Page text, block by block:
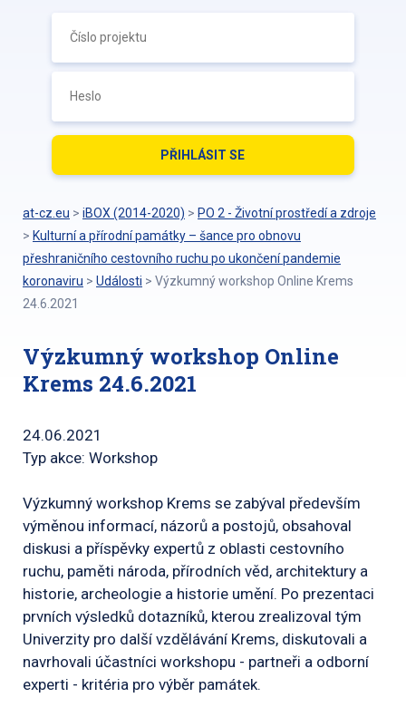
at-cz.eu > iBOX (2014-2020) > PO 2 - Životní prostředí a zdroje
> Kulturní a přírodní památky – šance pro obnovu
přeshraničního cestovního ruchu po ukončení pandemie
koronaviru > Události > Výzkumný workshop Online Krems
24.6.2021
Výzkumný workshop Online
Krems 24.6.2021
24.06.2021
Typ akce: Workshop
Výzkumný workshop Krems se zabýval především
výměnou informací, názorů a postojů, obsahoval
diskusi a příspěvky expertů z oblasti cestovního
ruchu, paměti národa, přírodních věd, architektury a
historie, archeologie a historie umění. Po prezentaci
prvních výsledků dotazníků, kterou zrealizoval tým
Univerzity pro další vzdělávání Krems, diskutovali a
navrhovali účastníci workshopu - partneři a odborní
experti - kritéria pro výběr památek.